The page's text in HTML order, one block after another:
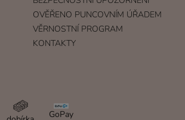
OVĚŘENO PUNCOVNÍM ÚŘADEM
VĚRNOSTNÍ PROGRAM
KONTAKTY
GoPay